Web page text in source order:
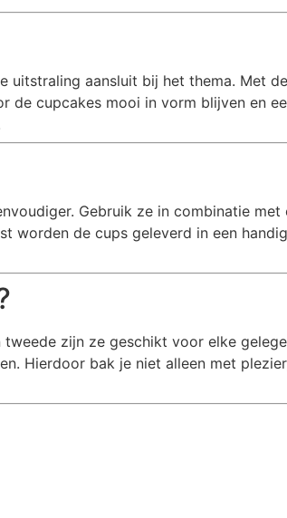
uitstraling aansluit bij het thema. Met de
cupcakes mooi in vorm blijven en
Gebruik ze in combinatie
de cups geleverd in een
zijn ze geschikt voor elke
Hierdoor bak je niet alleen met